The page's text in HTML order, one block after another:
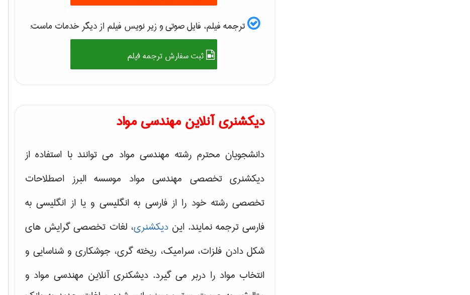
ترجمه فیلم، فایل صوتی و زیر نویس فیلم از دیگر خدمات ماست:
ثبت سفارش ترجمه فیلم
دیکشنری آنلاین مهندسی مواد
دانشجویان محترم رشته مهندسی مواد می توانند با استفاده از
دیکشنری تخصصی مهندسی مواد موسسه البرز اصطلاحات
تخصصی رشته خود را از فارسی به انگلیسی و یا از انگلیسی به
فارسی ترجمه نمایند. ایندیکشنری، لغات تخصصی گرایش های
شکل دادن فلزات، سرامیک، ریخته گری، جوشکاری و شناسایی و
انتخاب مواد را دربر می گیرد. دیشکنری آنلاین مهندسی مواد و